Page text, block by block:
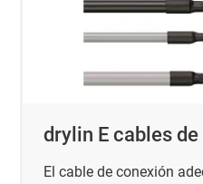
drylin E cables
El cable de conexión